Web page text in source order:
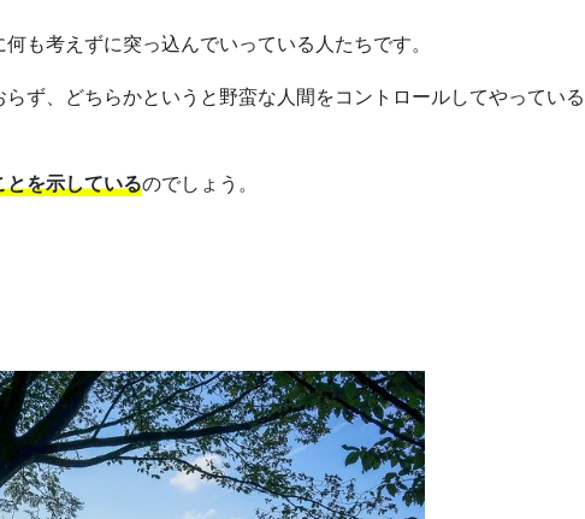
も考えずに突っ込んでいっている人たちです。
ず、どちらかというと野蛮な人間をコントロールしてやっている
を示しているのでしょう。